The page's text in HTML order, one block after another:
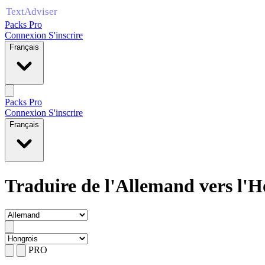
Packs Pro
Connexion S'inscrire
Français
Packs Pro
Connexion S'inscrire
Français
Traduire de l'Allemand vers
PRO